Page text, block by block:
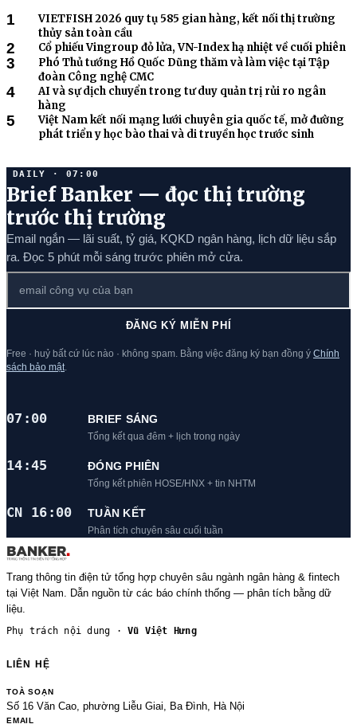
1
VIETFISH 2026 quy tụ 585 gian hàng, kết nối thị trường
thủy sản toàn cầu
2 Cổ phiếu Vingroup đỏ lửa, VN-Index hạ nhiệt về cuối phiên
3
Phó Thủ tướng Hồ Quốc Dũng thăm và làm việc tại Tập
đoàn Công nghệ CMC
4
AI và sự dịch chuyển trong tư duy quản trị rủi ro ngân
hàng
5
Việt Nam kết nối mạng lưới chuyên gia quốc tế, mở đường
phát triển y học bào thai và di truyền học trước sinh
DAILY · 07:00
Brief Banker — đọc thị trường
trước thị trường
Email ngắn — lãi suất, tỷ giá, KQKD ngân hàng, lịch dữ liệu sắp
ra. Đọc 5 phút mỗi sáng trước phiên mở cửa.
ĐĂNG KÝ MIỄN PHÍ
Free · huỷ bất cứ lúc nào · không spam. Bằng việc đăng ký bạn đồng ý Chính
sách bảo mật
07:00 BRIEF SÁNG
Tổng kết qua đêm + lịch trong ngày
14:45 ĐÓNG PHIÊN
Tổng kết phiên HOSE/HNX + tin NHTM
CN 16:00 TUẦN KẾT
Phân tích chuyên sâu cuối tuần
Trang thông tin điện tử tổng hợp chuyên sâu ngành ngân hàng & fintech
tại Việt Nam. Dẫn nguồn từ các báo chính thống — phân tích bằng dữ
liệu.
Phụ trách nội dung ·Vũ Việt Hưng
LIÊN HỆ
TOÀ SOẠN
Số 16 Văn Cao, phường Liễu Giai, Ba Đình, Hà Nội
EMAIL